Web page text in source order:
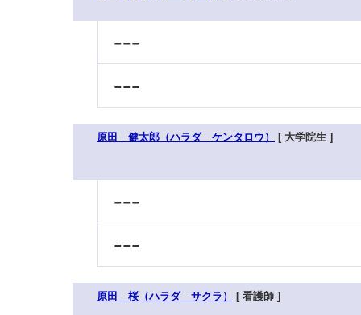
---
---
原田 健太郎（ハラダ ケンタロウ） [ 大学院生 ]
---
---
原田 桜（ハラダ サクラ） [ 看護師 ]